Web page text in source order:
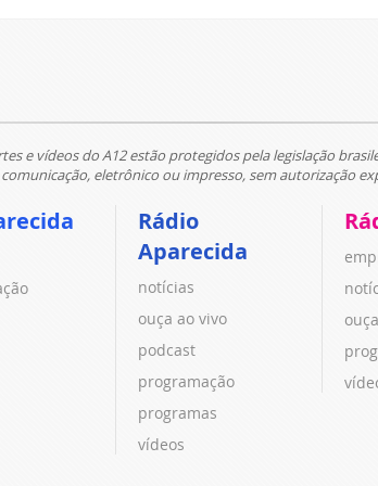
e vídeos do A12 estão protegidos pela legislação
eletrônico ou impresso, sem autorização
Rádio
Aparecida
notícias
ouça ao vivo
podcast
programação
programas
vídeos